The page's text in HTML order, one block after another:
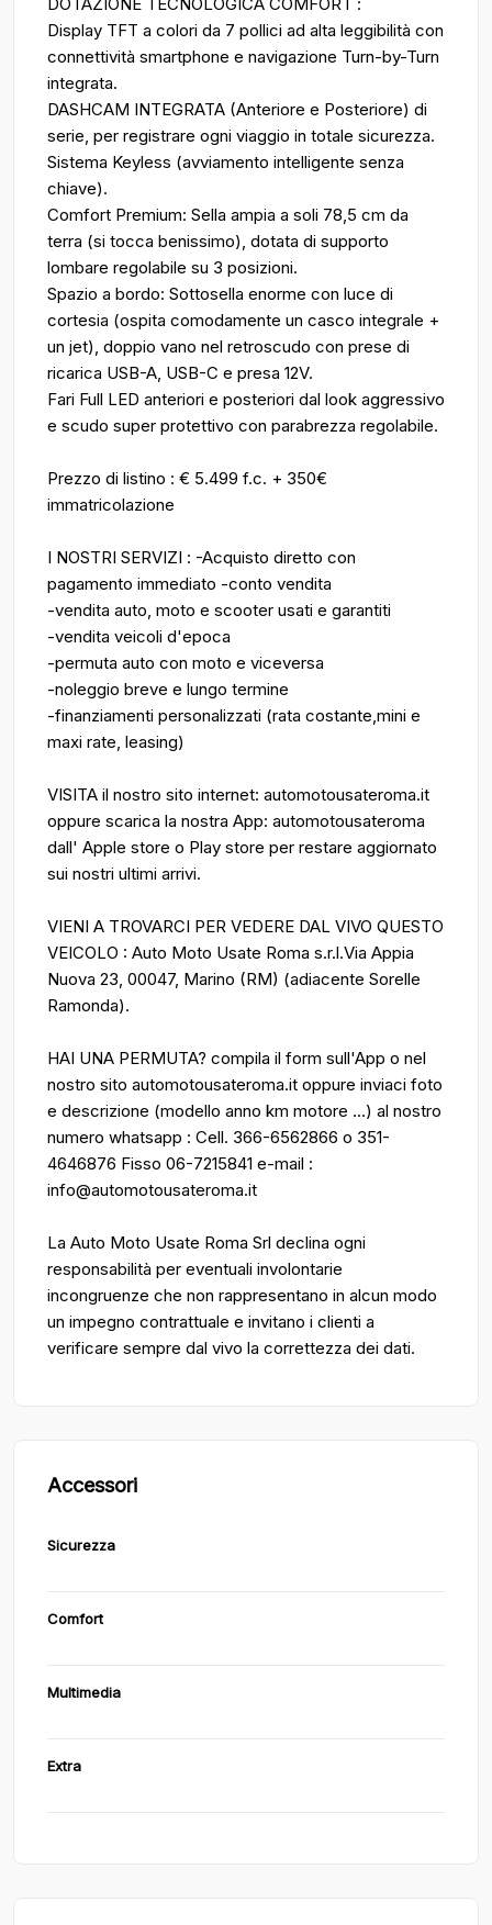
Display TFT a colori da 7 pollici ad alta leggibilità con
connettività smartphone e navigazione Turn-by-Turn
integrata.
DASHCAM INTEGRATA (Anteriore e Posteriore) di
serie, per registrare ogni viaggio in totale sicurezza.
Sistema Keyless (avviamento intelligente senza
chiave).
Comfort Premium: Sella ampia a soli 78,5 cm da
terra (si tocca benissimo), dotata di supporto
lombare regolabile su 3 posizioni.
Spazio a bordo: Sottosella enorme con luce di
cortesia (ospita comodamente un casco integrale +
un jet), doppio vano nel retroscudo con prese di
ricarica USB-A, USB-C e presa 12V.
Fari Full LED anteriori e posteriori dal look aggressivo
e scudo super protettivo con parabrezza regolabile.
Prezzo di listino : € 5.499 f.c. + 350€
immatricolazione
I NOSTRI SERVIZI : -Acquisto diretto con
pagamento immediato -conto vendita
-vendita auto, moto e scooter usati e garantiti
-vendita veicoli d'epoca
-permuta auto con moto e viceversa
-noleggio breve e lungo termine
-finanziamenti personalizzati (rata costante,mini e
maxi rate, leasing)
VISITA il nostro sito internet: automotousateroma.it
oppure scarica la nostra App: automotousateroma
dall' Apple store o Play store per restare aggiornato
sui nostri ultimi arrivi.
VIENI A TROVARCI PER VEDERE DAL VIVO QUESTO
VEICOLO : Auto Moto Usate Roma s.r.l.Via Appia
Nuova 23, 00047, Marino (RM) (adiacente Sorelle
Ramonda).
HAI UNA PERMUTA? compila il form sull'App o nel
nostro sito automotousateroma.it oppure inviaci foto
e descrizione (modello anno km motore ...) al nostro
numero whatsapp : Cell. 366-6562866 o 351-
4646876 Fisso 06-7215841 e-mail :
info@automotousateroma.it
La Auto Moto Usate Roma Srl declina ogni
responsabilità per eventuali involontarie
incongruenze che non rappresentano in alcun modo
un impegno contrattuale e invitano i clienti a
verificare sempre dal vivo la correttezza dei dati.
Accessori
Sicurezza
Comfort
Multimedia
Extra